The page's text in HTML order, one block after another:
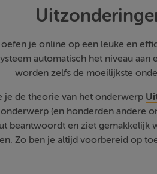
je online op een leuke en
automatisch het niveau
worden zelfs de moeilijkste
je de theorie van het onderwerp
(en honderden andere
beantwoordt en ziet gemakkelijk
Zo ben je altijd voorbereid op